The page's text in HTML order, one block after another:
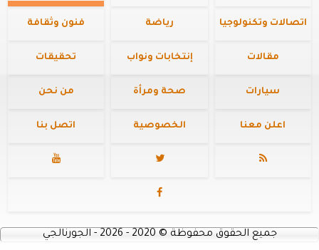
اتصالات وتكنولوجيا رياضة فنون وثقافة
مقالات إنتخابات ونواب تحقيقات
سيارات صحة ومرأة من نحن
اعلن معنا الخصوصية اتصل بنا




جميع الحقوق محفوظة ©